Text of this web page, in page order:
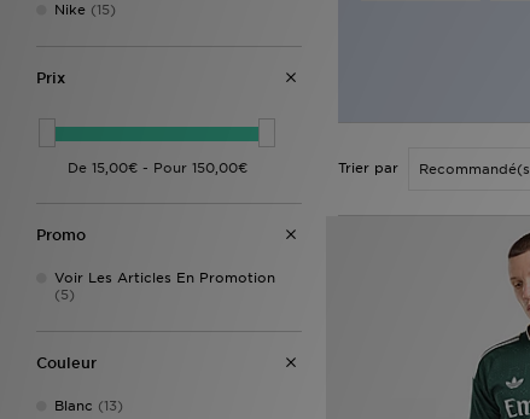
Nike (15)
Prix
Promo
Voir Les Articles En Promotion
(5)
Couleur
Blanc (13)
Trier par